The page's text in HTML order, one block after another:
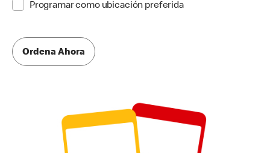
Programar como ubicación preferida
Ordena Ahora